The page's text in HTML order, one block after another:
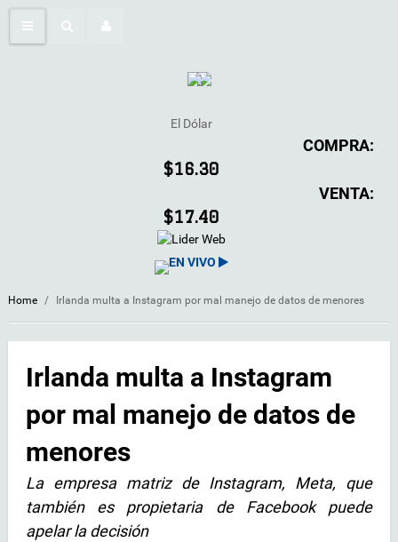
El Dólar
COMPRA:
$16.30
VENTA:
$17.40
EN VIVO
Home / Irlanda multa a Instagram por mal manejo de datos de menores
Irlanda multa a Instagram
por mal manejo de datos de
menores
La empresa matriz de Instagram, Meta, que
también es propietaria de Facebook puede
apelar la decisión